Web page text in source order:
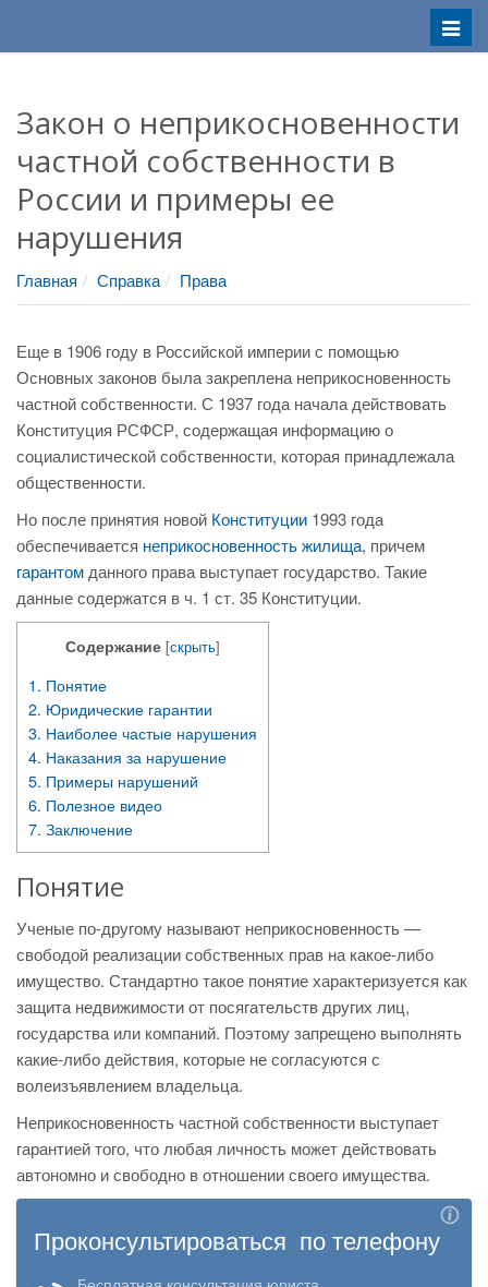
Меню
Закон о неприкосновенности
частной собственности в
России и примеры ее
нарушения
Главная Справка Права
Еще в 1906 году в Российской империи с помощью
Основных законов была закреплена неприкосновенность
частной собственности. С 1937 года начала действовать
Конституция РСФСР, содержащая информацию о
социалистической собственности, которая принадлежала
общественности.
Но после принятия новой Конституции 1993 года
обеспечивается неприкосновенность жилища, причем
гарантом данного права выступает государство. Такие
данные содержатся в ч. 1 ст. 35 Конституции.
Содержание [скрыть]
1. Понятие
2. Юридические гарантии
3. Наиболее частые нарушения
4. Наказания за нарушение
5. Примеры нарушений
6. Полезное видео
7. Заключение
Понятие
Ученые по-другому называют неприкосновенность —
свободой реализации собственных прав на какое-либо
имущество. Стандартно такое понятие характеризуется как
защита недвижимости от посягательств других лиц,
государства или компаний. Поэтому запрещено выполнять
какие-либо действия, которые не согласуются с
волеизъявлением владельца.
Неприкосновенность частной собственности выступает
гарантией того, что любая личность может действовать
автономно и свободно в отношении своего имущества.